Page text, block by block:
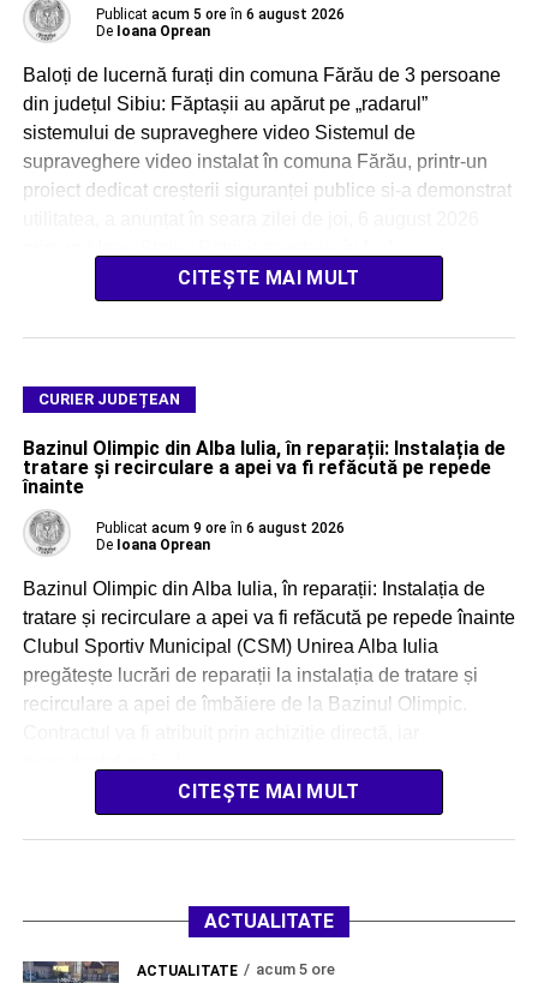
Publicat acum 5 ore în 6 august 2026
De Ioana Oprean
Baloți de lucernă furați din comuna Fărău de 3 persoane
din județul Sibiu: Făptașii au apărut pe „radarul”
sistemului de supraveghere video Sistemul de
supraveghere video instalat în comuna Fărău, printr-un
proiect dedicat creșterii siguranței publice si-a demonstrat
CITEȘTE MAI MULT
CURIER JUDEȚEAN
Bazinul Olimpic din Alba Iulia, în reparații: Instalația de
tratare și recirculare a apei va fi refăcută pe repede
înainte
Publicat acum 9 ore în 6 august 2026
De Ioana Oprean
Bazinul Olimpic din Alba Iulia, în reparații: Instalația de
tratare și recirculare a apei va fi refăcută pe repede înainte
Clubul Sportiv Municipal (CSM) Unirea Alba Iulia
pregătește lucrări de reparații la instalația de tratare și
recirculare a apei de îmbăiere de la Bazinul Olimpic.
CITEȘTE MAI MULT
ACTUALITATE
ACTUALITATE acum 5 ore